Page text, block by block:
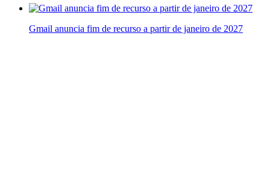
Gmail anuncia fim de recurso a partir de janeiro de 2027